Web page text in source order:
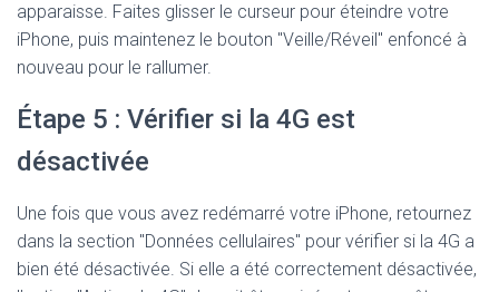
apparaisse. Faites glisser le curseur pour éteindre votre
iPhone, puis maintenez le bouton "Veille/Réveil" enfoncé à
nouveau pour le rallumer.
Étape 5 : Vérifier si la 4G est
désactivée
Une fois que vous avez redémarré votre iPhone, retournez
dans la section "Données cellulaires" pour vérifier si la 4G a
bien été désactivée. Si elle a été correctement désactivée,